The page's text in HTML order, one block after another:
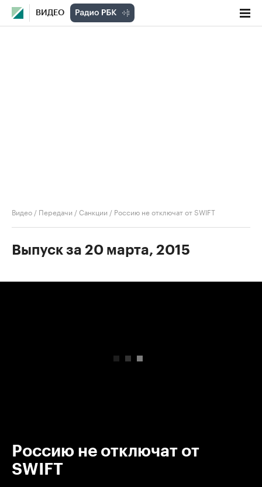
ВИДЕО
Видео / Передачи /Санкции / Россию не отключат от SWIFT
Выпуск за 20 марта, 2015
Россию не отключат от
SWIFT